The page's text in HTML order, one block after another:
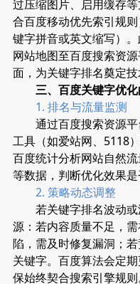
过压缩图片、启用缓存
合百度移动优先索引规
键字拼音或英文缩写）
网站地图至百度搜索资
面，为关键字排名奠定技
三、百度关键字优
1. 排名与流量监测
通过百度搜索资源
工具（如爱站网、5118
百度统计分析网站自然
等数据，判断优化效果是
2. 策略动态调整
若关键字排名波动
源：若内容质量不足，
陷，需及时修复漏洞；
关键字。百度算法会定
保始终契合搜索引擎规则